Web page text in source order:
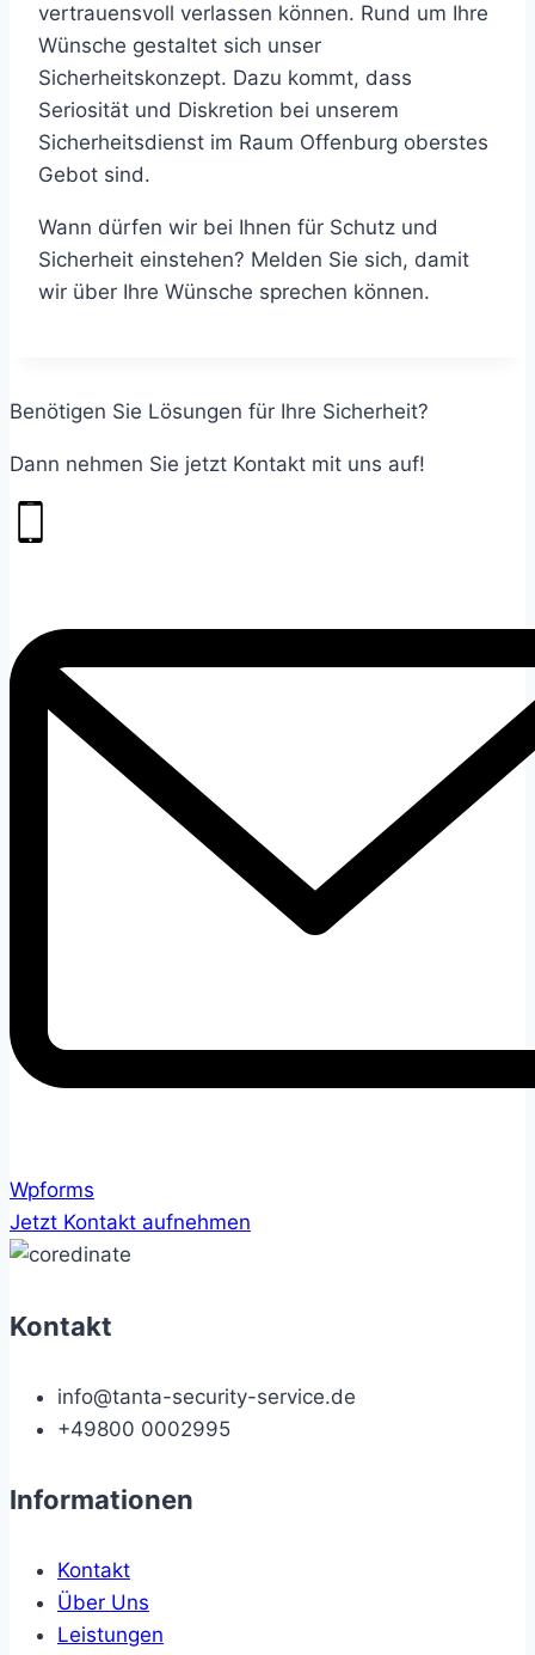
vertrauensvoll verlassen können. Rund um Ihre
Wünsche gestaltet sich unser
Sicherheitskonzept. Dazu kommt, dass
Seriosität und Diskretion bei unserem
Sicherheitsdienst im Raum Offenburg oberstes
Gebot sind.
Wann dürfen wir bei Ihnen für Schutz und
Sicherheit einstehen? Melden Sie sich, damit
wir über Ihre Wünsche sprechen können.
Benötigen Sie Lösungen für Ihre Sicherheit?
Dann nehmen Sie jetzt Kontakt mit uns auf!
Wpforms
Jetzt Kontakt aufnehmen
Kontakt
info@tanta-security-service.de
+49800 0002995
Informationen
Kontakt
Über Uns
Leistungen